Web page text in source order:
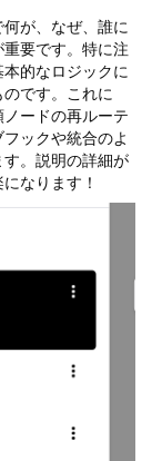
が、なぜ、誰に
要です。特に注
的なロジックに
です。これに
ードの再ルーテ
ックや統合のよ
。説明の詳細が
なります！